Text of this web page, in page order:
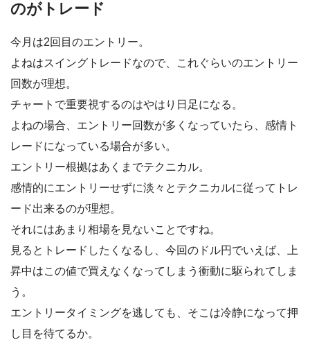
のがトレード
今月は2回目のエントリー。
よねはスイングトレードなので、これぐらいのエントリー
回数が理想。
チャートで重要視するのはやはり日足になる。
よねの場合、エントリー回数が多くなっていたら、感情ト
レードになっている場合が多い。
エントリー根拠はあくまでテクニカル。
感情的にエントリーせずに淡々とテクニカルに従ってトレ
ード出来るのが理想。
それにはあまり相場を見ないことですね。
見るとトレードしたくなるし、今回のドル円でいえば、上
昇中はこの値で買えなくなってしまう衝動に駆られてしま
う。
エントリータイミングを逃しても、そこは冷静になって押
し目を待てるか。